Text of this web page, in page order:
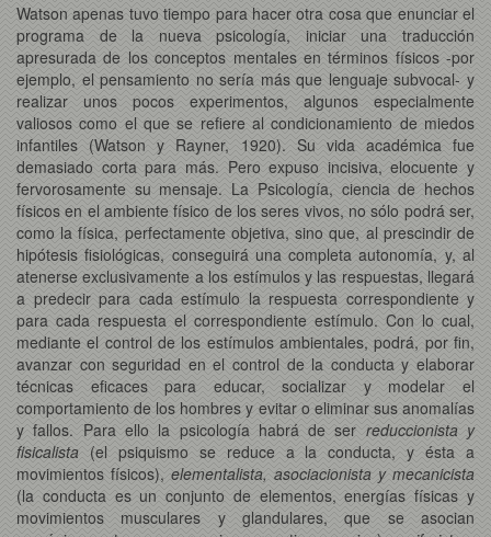
Watson apenas tuvo tiempo para hacer otra cosa que enunciar el
programa de la nueva psicología, iniciar una traducción
apresurada de los conceptos mentales en términos físicos -por
ejemplo, el pensamiento no sería más que lenguaje subvocal- y
realizar unos pocos experimentos, algunos especialmente
valiosos como el que se refiere al condicionamiento de miedos
infantiles (Watson y Rayner, 1920). Su vida académica fue
demasiado corta para más. Pero expuso incisiva, elocuente y
fervorosamente su mensaje. La Psicología, ciencia de hechos
físicos en el ambiente físico de los seres vivos, no sólo podrá ser,
como la física, perfectamente objetiva, sino que, al prescindir de
hipótesis fisiológicas, conseguirá una completa autonomía, y, al
atenerse exclusivamente a los estímulos y las respuestas, llegará
a predecir para cada estímulo la respuesta correspondiente y
para cada respuesta el correspondiente estímulo. Con lo cual,
mediante el control de los estímulos ambientales, podrá, por fin,
avanzar con seguridad en el control de la conducta y elaborar
técnicas eficaces para educar, socializar y modelar el
comportamiento de los hombres y evitar o eliminar sus anomalías
y fallos. Para ello la psicología habrá de ser reduccionista y
fisicalista (el psiquismo se reduce a la conducta, y ésta a
movimientos físicos), elementalista, asociacionista y mecanicista
(la conducta es un conjunto de elementos, energías físicas y
movimientos musculares y glandulares, que se asocian